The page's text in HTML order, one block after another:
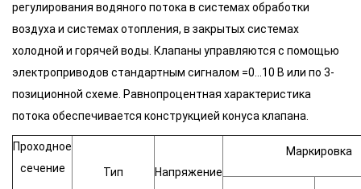
регулирования водяного потока в системах обработки
воздуха и системах отопления, в закрытых системах
холодной и горячей воды. Клапаны управляются с помощью
электроприводов стандартным сигналом =0…10 В или по 3-
позиционной схеме. Равнопроцентная характеристика
потока обеспечивается конструкцией конуса клапана.
Проходное
сечение
Тип Напряжение
Маркировка